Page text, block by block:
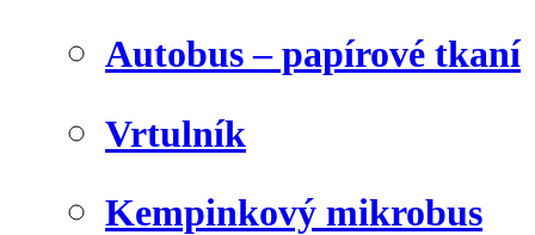
Autobus – papírové tkaní
Vrtulník
Kempinkový mikrobus